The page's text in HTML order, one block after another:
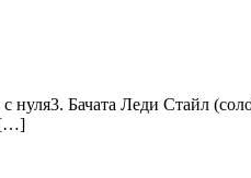
Бачата Леди Стайл
[…]